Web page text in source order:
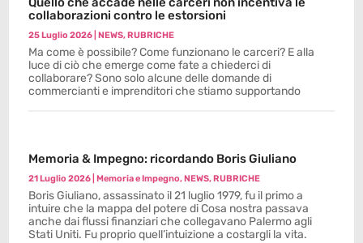
collaborazioni contro le estorsioni
25 Luglio 2026 NEWS, RUBRICHE
Ma come è possibile? Come funzionano le carceri? E alla
luce di ciò che emerge come fate a chiederci di
collaborare? Sono solo alcune delle domande di
commercianti e imprenditori che stiamo supportando
Memoria & Impegno: ricordando Boris Giuliano
21 Luglio 2026 Memoria e Impegno, NEWS, RUBRICHE
Boris Giuliano, assassinato il 21 luglio 1979, fu il primo a
intuire che la mappa del potere di Cosa nostra passava
anche dai flussi finanziari che collegavano Palermo agli
Stati Uniti. Fu proprio quell’intuizione a costargli la vita.